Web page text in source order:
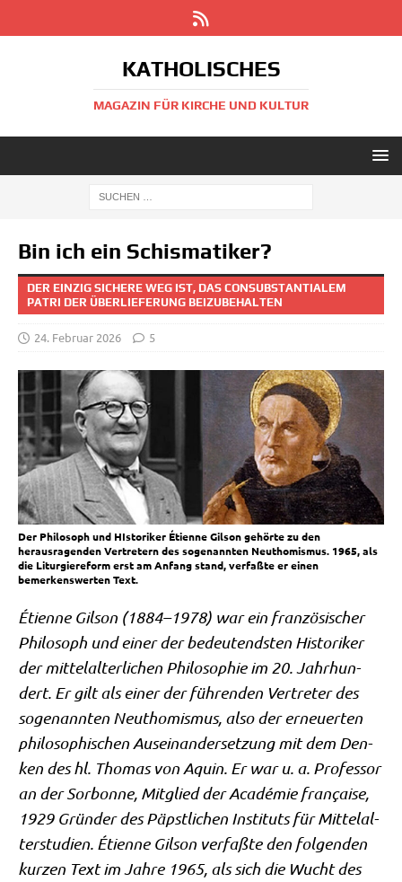
KATHOLISCHES
MAGAZIN FÜR KIRCHE UND KULTUR
Bin ich ein Schismatiker?
DER EINZIG SICHERE WEG IST, DAS CONSUBSTANTIALEM
PATRI DER ÜBERLIEFERUNG BEIZUBEHALTEN
24. Februar 2026 5
Der Philosoph und HIstoriker Étienne Gilson gehörte zu den
herausragenden Vertretern des sogenannten Neuthomismus. 1965, als
die Liturgiereform erst am Anfang stand, verfaßte er einen
bemerkenswerten Text.
Éti­en­ne Gil­son (1884–1978) war ein fran­zö­si­scher
Phi­lo­soph und einer der bedeu­tend­sten Histo­ri­ker
der mit­tel­al­ter­li­chen Phi­lo­so­phie im 20. Jahr­hun­
dert. Er gilt als einer der füh­ren­den Ver­tre­ter des
soge­nann­ten Neu­tho­mis­mus, also der erneu­er­ten
phi­lo­so­phi­schen Aus­ein­an­der­set­zung mit dem Den­
ken des hl. Tho­mas von Aquin. Er war u. a. Pro­fes­sor
an der Sor­bon­ne, Mit­glied der Aca­dé­mie fran­çai­se,
1929 Grün­der des Päpst­li­chen Insti­tuts für Mit­tel­al­
ter­stu­di­en. Éti­en­ne Gil­son ver­faß­te den fol­gen­den
kur­zen Text im Jah­re 1965, als sich die Wucht des